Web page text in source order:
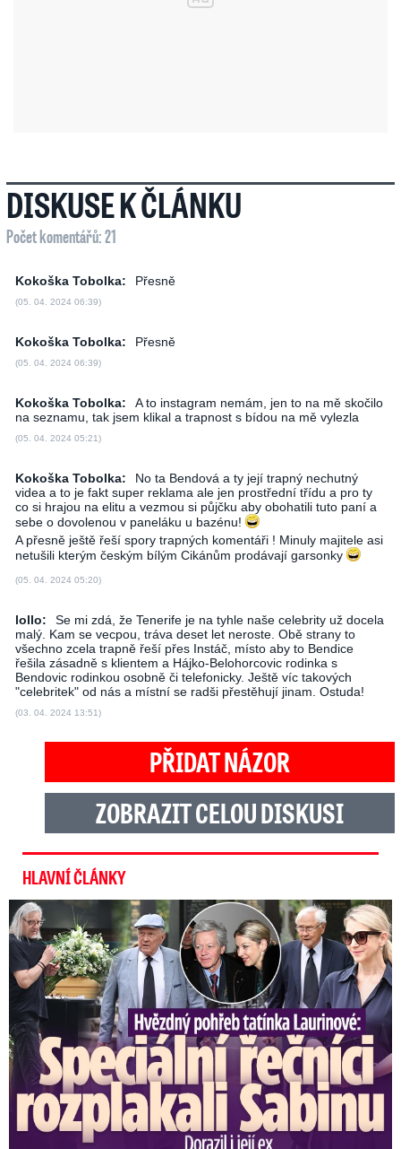
DISKUSE K ČLÁNKU
Počet komentářů: 21
Kokoška Tobolka: Přesně
(05. 04. 2024 06:39)
Kokoška Tobolka: Přesně
(05. 04. 2024 06:39)
Kokoška Tobolka:
A to instagram nemám, jen to na mě skočilo
na seznamu, tak jsem klikal a trapnost s bídou na mě vylezla
(05. 04. 2024 05:21)
Kokoška Tobolka:
No ta Bendová a ty její trapný nechutný
videa a to je fakt super reklama ale jen prostřední třídu a pro ty
co si hrajou na elitu a vezmou si půjčku aby obohatili tuto paní a
sebe o dovolenou v paneláku u bazénu!
A přesně ještě řeší spory trapných komentáři ! Minuly majitele asi
netušili kterým českým bílým Cikánům prodávají garsonky
(05. 04. 2024 05:20)
lollo:
Se mi zdá, že Tenerife je na tyhle naše celebrity už docela
malý. Kam se vecpou, tráva deset let neroste. Obě strany to
všechno zcela trapně řeší přes Instáč, místo aby to Bendice
řešila zásadně s klientem a Hájko-Belohorcovic rodinka s
Bendovic rodinkou osobně či telefonicky. Ještě víc takových
"celebritek" od nás a místní se radši přestěhují jinam. Ostuda!
(03. 04. 2024 13:51)
PŘIDAT NÁZOR
ZOBRAZIT CELOU DISKUSI
HLAVNÍ ČLÁNKY
Speciální řečníci nad rakví Laurina: Rozbrečeli i dceru